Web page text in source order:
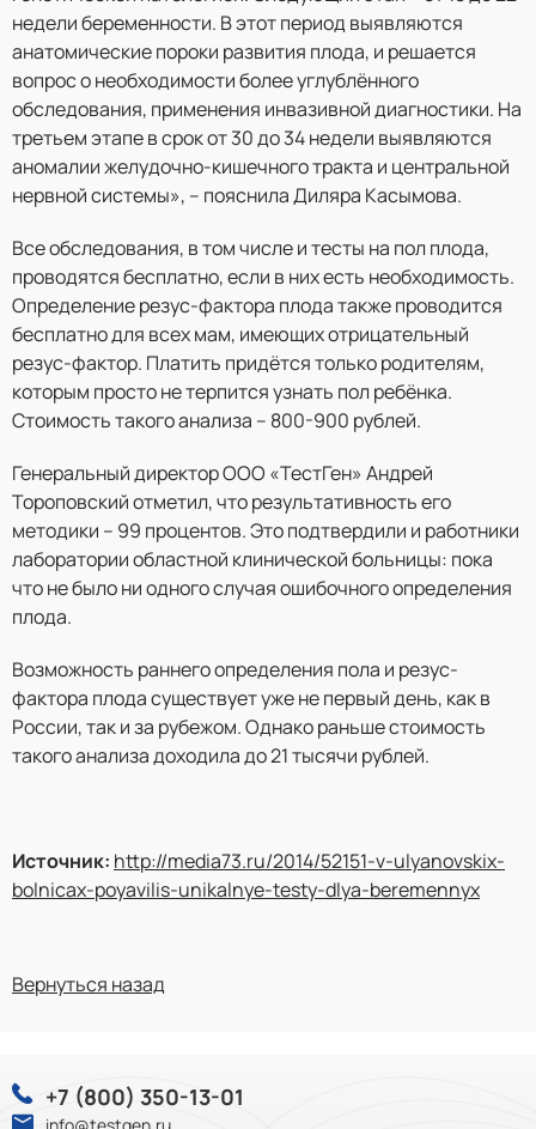
недели беременности. В этот период выявляются
анатомические пороки развития плода, и решается
вопрос о необходимости более углублённого
обследования, применения инвазивной диагностики. На
третьем этапе в срок от 30 до 34 недели выявляются
аномалии желудочно-кишечного тракта и центральной
нервной системы», – пояснила Диляра Касымова.
Все обследования, в том числе и тесты на пол плода,
проводятся бесплатно, если в них есть необходимость.
Определение резус-фактора плода также проводится
бесплатно для всех мам, имеющих отрицательный
резус-фактор. Платить придётся только родителям,
которым просто не терпится узнать пол ребёнка.
Стоимость такого анализа – 800-900 рублей.
Генеральный директор ООО «ТестГен» Андрей
Тороповский отметил, что результативность его
методики – 99 процентов. Это подтвердили и работники
лаборатории областной клинической больницы: пока
что не было ни одного случая ошибочного определения
плода.
Возможность раннего определения пола и резус-
фактора плода существует уже не первый день, как в
России, так и за рубежом. Однако раньше стоимость
такого анализа доходила до 21 тысячи рублей.
Источник: http://media73.ru/2014/52151-v-ulyanovskix-
bolnicax-poyavilis-unikalnye-testy-dlya-beremennyx
Вернуться назад
+7 (800) 350-13-01